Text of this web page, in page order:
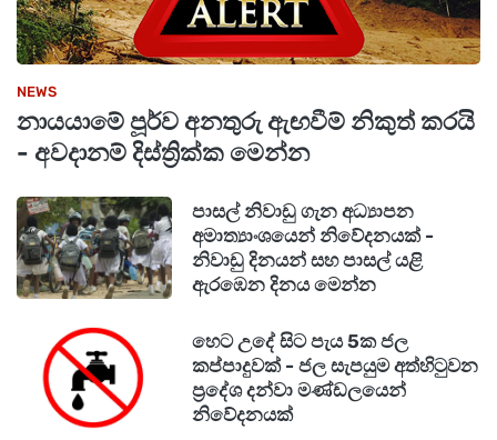
NEWS
නායයාමේ පූර්ව අනතුරු ඇඟවීම් නිකුත් කරයි
- අවදානම් දිස්ත්‍රික්ක මෙන්න
පාසල් නිවාඩු ගැන අධ්‍යාපන
අමාත්‍යාංශයෙන් නිවේදනයක් -
නිවාඩු දිනයන් සහ පාසල් යළි
ඇරඹෙන දිනය මෙන්න
හෙට උදේ සිට පැය 5ක ජල
කප්පාදුවක් - ජල සැපයුම අත්හිටුවන
ප්‍රදේශ දන්වා මණ්ඩලයෙන්
නිවේදනයක්